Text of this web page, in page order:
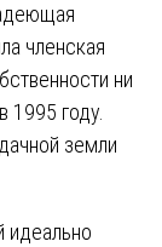
членская
ни
году.
земли
идеально